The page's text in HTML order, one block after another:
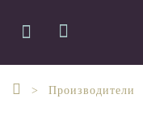
Производители